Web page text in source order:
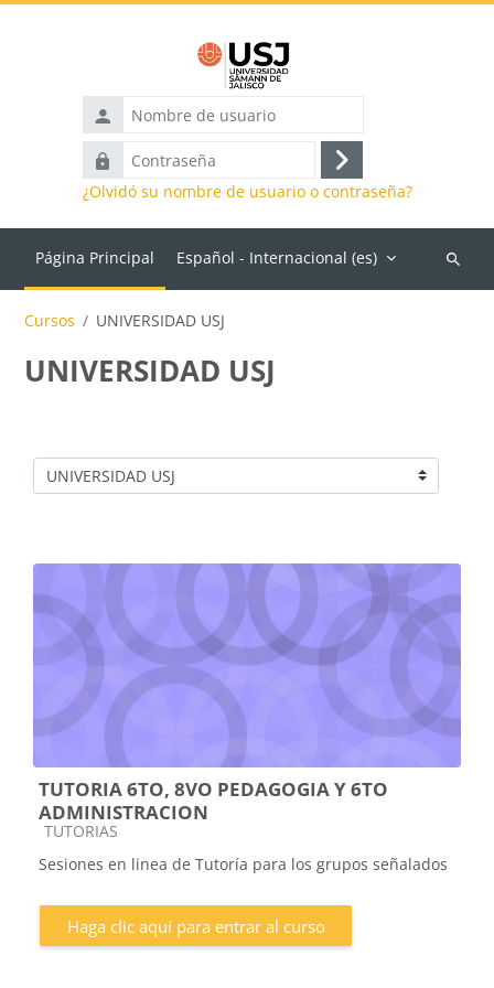
Nombre
de
usuario
Contraseña
Acceder
¿Olvidó su nombre de usuario o contraseña?
Página Principal Español - Internacional ‎(es)‎
Buscar
Cursos UNIVERSIDAD USJ
UNIVERSIDAD USJ
Categorías
TUTORIA 6TO, 8VO PEDAGOGIA Y 6TO
ADMINISTRACION
Categoría de cursos
TUTORIAS
Sesiones en linea de Tutoría para los grupos señalados
Haga clic aquí para entrar al curso